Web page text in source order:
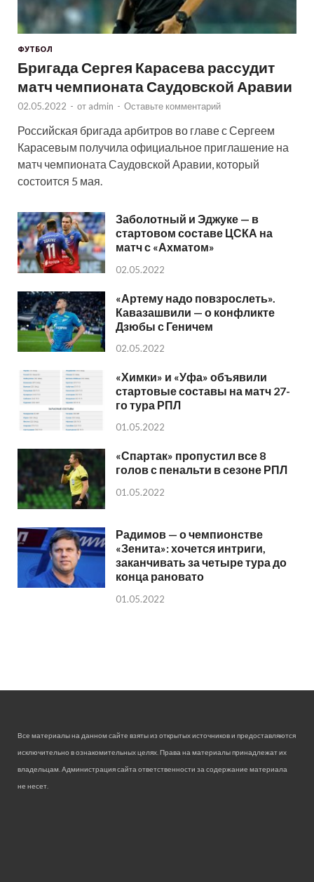
ФУТБОЛ
Бригада Сергея Карасева рассудит
матч чемпионата Саудовской Аравии
02.05.2022 - от admin - Оставьте комментарий
Российская бригада арбитров во главе с Сергеем
Карасевым получила официальное приглашение на
матч чемпионата Саудовской Аравии, который
состоится 5 мая.
Заболотный и Эджуке — в
стартовом составе ЦСКА на
матч с «Ахматом»
02.05.2022
«Артему надо повзрослеть».
Кавазашвили — о конфликте
Дзюбы с Геничем
02.05.2022
«Химки» и «Уфа» объявили
стартовые составы на матч 27-
го тура РПЛ
01.05.2022
«Спартак» пропустил все 8
голов с пенальти в сезоне РПЛ
01.05.2022
Радимов — о чемпионстве
«Зенита»: хочется интриги,
заканчивать за четыре тура до
конца рановато
01.05.2022
Все материалы на данном сайте взяты из открытых источников и предоставляются
исключительно в ознакомительных целях. Права на материалы принадлежат их
владельцам. Администрация сайта ответственности за содержание материала
не несет.